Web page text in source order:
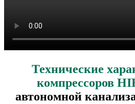
Технические
компрессоров
автономной